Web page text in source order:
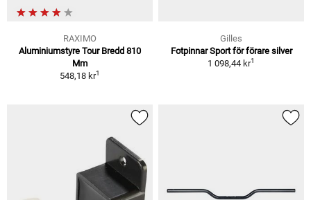
RAXIMO
Aluminiumstyre Tour Bredd 810
Mm
548,18 kr1
Gilles
Fotpinnar Sport för förare silver
1 098,44 kr1